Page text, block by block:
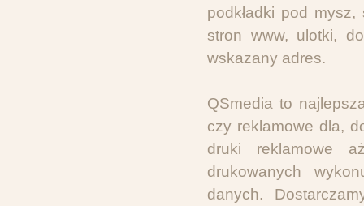
podkładki pod
stron www, ulotki,
wskazany adres.
QSmedia to
czy reklamowe dla,
druki reklamowe
drukowanych
danych.